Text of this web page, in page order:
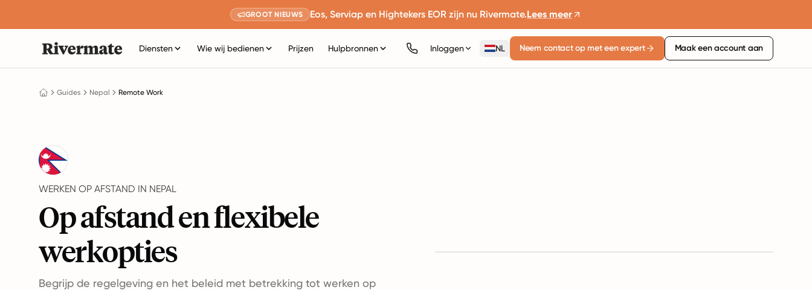
GROOT NIEUWS Eos, Serviap en Hightekers EOR zijn nu Rivermate.Lees meer
Diensten Wie wij bedienen Prijzen Hulpbronnen Inloggen NL Neem contact op met een expert Maak een account aan
Guides Nepal Remote Work
WERKEN OP AFSTAND IN NEPAL
Op afstand en flexibele
werkopties
Begrijp de regelgeving en het beleid met betrekking tot werken op